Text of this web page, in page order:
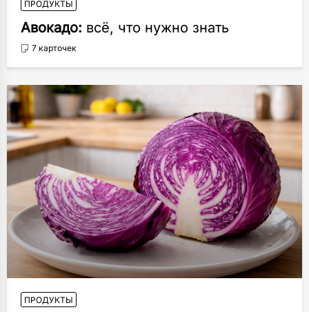
ПРОДУКТЫ
Авокадо: всё, что нужно знать
7 карточек
ПРОДУКТЫ